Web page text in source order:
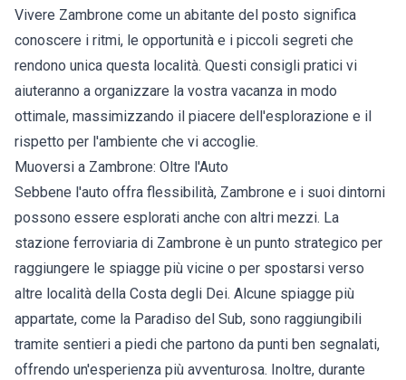
Vivere Zambrone come un abitante del posto significa
conoscere i ritmi, le opportunità e i piccoli segreti che
rendono unica questa località. Questi consigli pratici vi
aiuteranno a organizzare la vostra vacanza in modo
ottimale, massimizzando il piacere dell'esplorazione e il
rispetto per l'ambiente che vi accoglie.
Muoversi a Zambrone: Oltre l'Auto
Sebbene l'auto offra flessibilità, Zambrone e i suoi dintorni
possono essere esplorati anche con altri mezzi. La
stazione ferroviaria di Zambrone è un punto strategico per
raggiungere le spiagge più vicine o per spostarsi verso
altre località della Costa degli Dei. Alcune spiagge più
appartate, come la Paradiso del Sub, sono raggiungibili
tramite sentieri a piedi che partono da punti ben segnalati,
offrendo un'esperienza più avventurosa. Inoltre, durante